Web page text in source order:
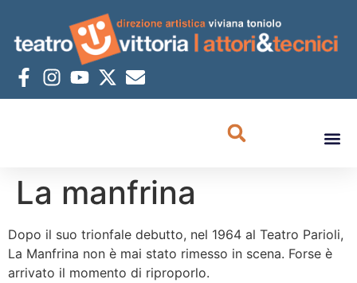
La manfrina
Dopo il suo trionfale debutto, nel 1964 al Teatro Parioli,
La Manfrina non è mai stato rimesso in scena. Forse è
arrivato il momento di riproporlo.